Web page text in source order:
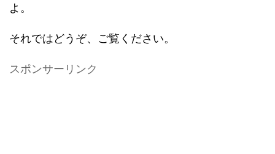
よ。
それではどうぞ、ご覧ください。
スポンサーリンク